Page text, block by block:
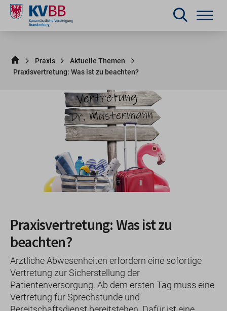
Praxis
Aktuelle Themen
Praxisvertretung: Was ist zu beachten?
Praxisvertretung: Was ist zu
beachten?
Ärztliche Abwesenheiten erfordern eine sofortige
Vertretung zur Sicherstellung der
Patientenversorgung. Ab dem ersten Tag muss eine
Vertretung für Sprechstunde und